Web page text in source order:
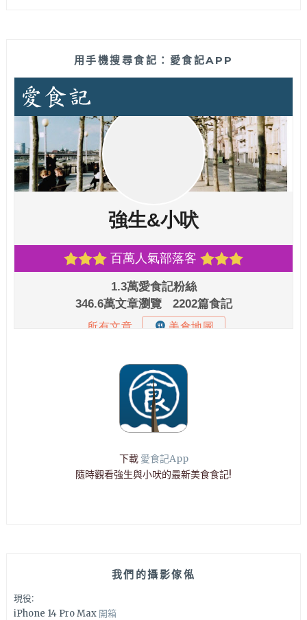
用手機搜尋食記：愛食記APP
下載 愛食記App
隨時觀看強生與小吠的最新美食食記!
我們的攝影傢俬
現役:
iPhone 14 Pro Max 開箱